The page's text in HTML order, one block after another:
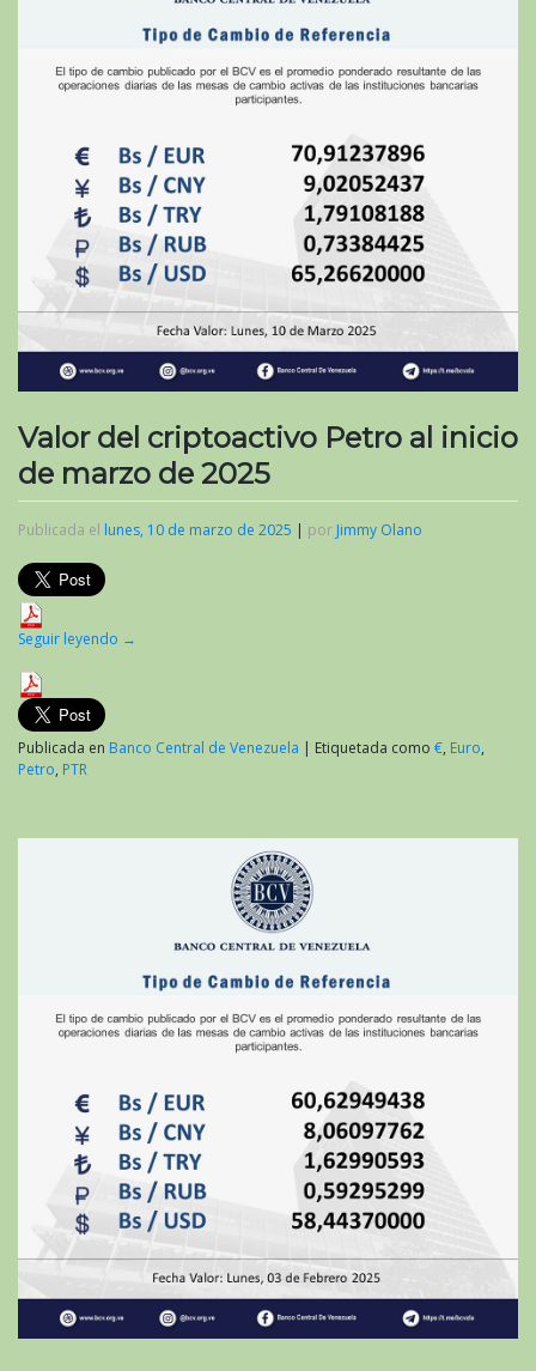
Valor del criptoactivo Petro al inicio
de marzo de 2025
Publicada el lunes, 10 de marzo de 2025 | por Jimmy Olano
Seguir leyendo →
Publicada en Banco Central de Venezuela | Etiquetada como €, Euro,
Petro, PTR